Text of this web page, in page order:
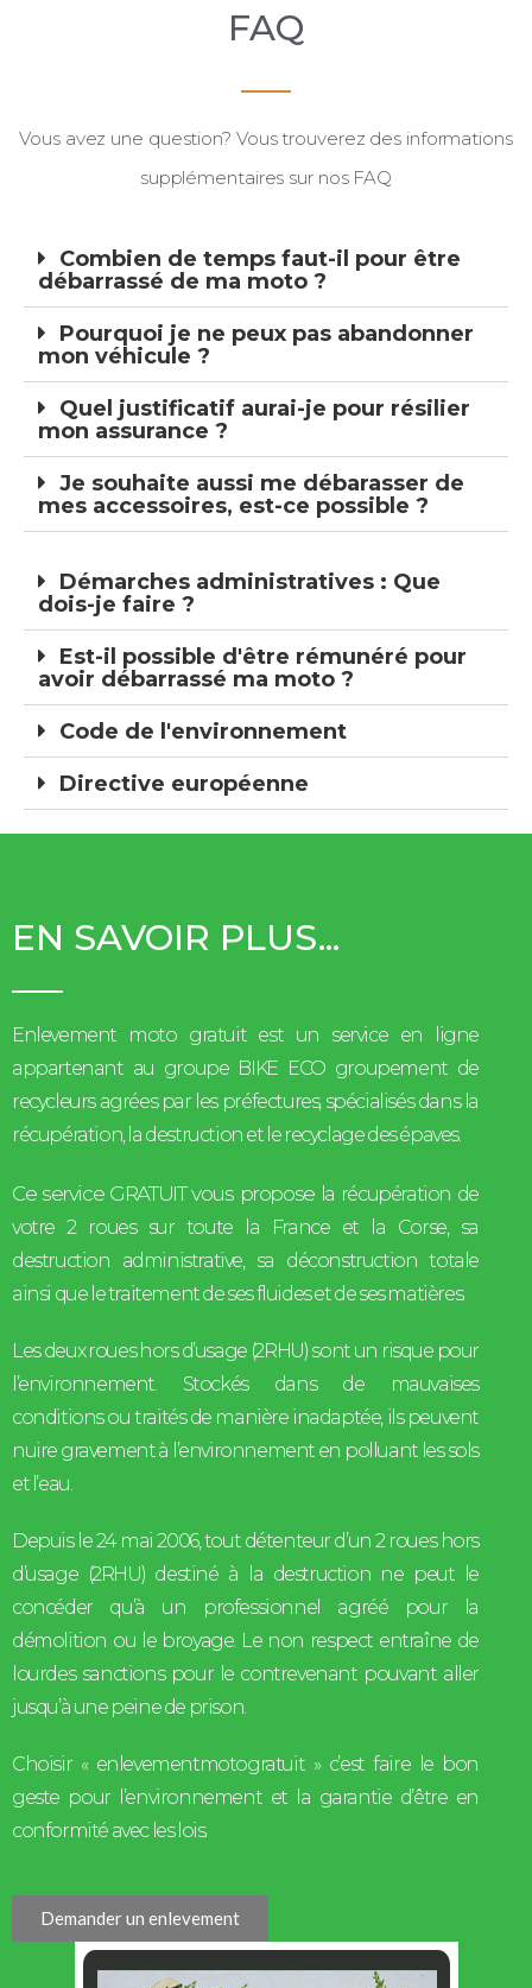
FAQ
Vous avez une question? Vous trouverez des informations
supplémentaires sur nos FAQ
Combien de temps faut-il pour être
débarrassé de ma moto ?
Pourquoi je ne peux pas abandonner
mon véhicule ?
Quel justificatif aurai-je pour résilier
mon assurance ?
Je souhaite aussi me débarasser de
mes accessoires, est-ce possible ?
Démarches administratives : Que
dois-je faire ?
Est-il possible d'être rémunéré pour
avoir débarrassé ma moto ?
Code de l'environnement
Directive européenne
EN SAVOIR PLUS...
Enlevement moto gratuit est un service en ligne
appartenant au groupe BIKE ECO groupement de
recycleurs agrées par les préfectures, spécialisés dans la
récupération, la destruction et le recyclage des épaves.
Ce service GRATUIT vous propose la récupération de
votre 2 roues sur toute la France et la Corse, sa
destruction administrative, sa déconstruction totale
ainsi que le traitement de ses fluides et de ses matières.
Les deux roues hors d’usage (2RHU) sont un risque pour
l’environnement. Stockés dans de mauvaises
conditions ou traités de manière inadaptée, ils peuvent
nuire gravement à l’environnement en polluant les sols
et l’eau.
Depuis le 24 mai 2006, tout détenteur d’un 2 roues hors
d’usage (2RHU) destiné à la destruction ne peut le
concéder qu’à un professionnel agréé pour la
démolition ou le broyage. Le non respect entraîne de
lourdes sanctions pour le contrevenant pouvant aller
jusqu’à une peine de prison.
Choisir « enlevementmotogratuit » c’est faire le bon
geste pour l’environnement et la garantie d’être en
conformité avec les lois.
Demander un enlevement